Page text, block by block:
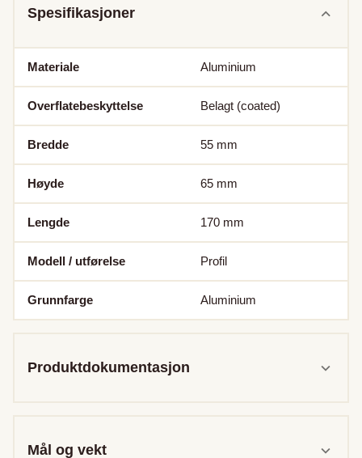
Spesifikasjoner
Materiale Aluminium
Overflatebeskyttelse Belagt (coated)
Bredde 55 mm
Høyde 65 mm
Lengde 170 mm
Modell / utførelse Profil
Grunnfarge Aluminium
Produktdokumentasjon
Mål og vekt